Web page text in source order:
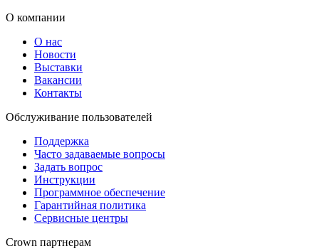
О компании
О нас
Новости
Выставки
Вакансии
Контакты
Обслуживание пользователей
Поддержка
Часто задаваемые вопросы
Задать вопрос
Инструкции
Программное обеспечение
Гарантийная политика
Сервисные центры
Crown партнерам